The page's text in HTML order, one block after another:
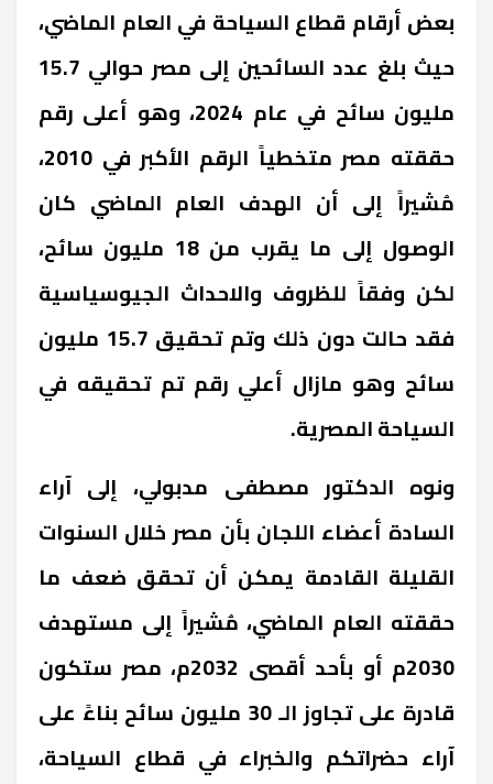
بعض أرقام قطاع السياحة في العام الماضي،
حيث بلغ عدد السائحين إلى مصر حوالي 15.7
مليون سائح في عام 2024، وهو أعلى رقم
حققته مصر متخطياً الرقم الأكبر في 2010،
مُشيراً إلى أن الهدف العام الماضي كان
الوصول إلى ما يقرب من 18 مليون سائح،
لكن وفقاً للظروف والاحداث الجيوسياسية
فقد حالت دون ذلك وتم تحقيق 15.7 مليون
سائح وهو مازال أعلي رقم تم تحقيقه في
السياحة المصرية.
ونوه الدكتور مصطفى مدبولي، إلى آراء
السادة أعضاء اللجان بأن مصر خلال السنوات
القليلة القادمة يمكن أن تحقق ضعف ما
حققته العام الماضي، مُشيراً إلى مستهدف
2030م أو بأحد أقصى 2032م، مصر ستكون
قادرة على تجاوز الـ 30 مليون سائح بناءً على
آراء حضراتكم والخبراء في قطاع السياحة،